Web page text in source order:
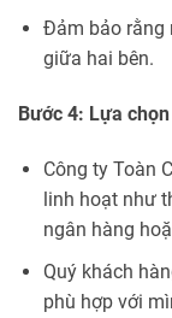
Đảm bảo rằng
giữa hai bên.
Bước 4: Lựa
Công ty Toàn
linh hoạt như
ngân hàng
Quý khách
phù hợp với